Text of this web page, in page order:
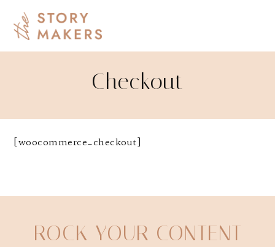
Checkout
[woocommerce_checkout]
ROCK YOUR CONTENT